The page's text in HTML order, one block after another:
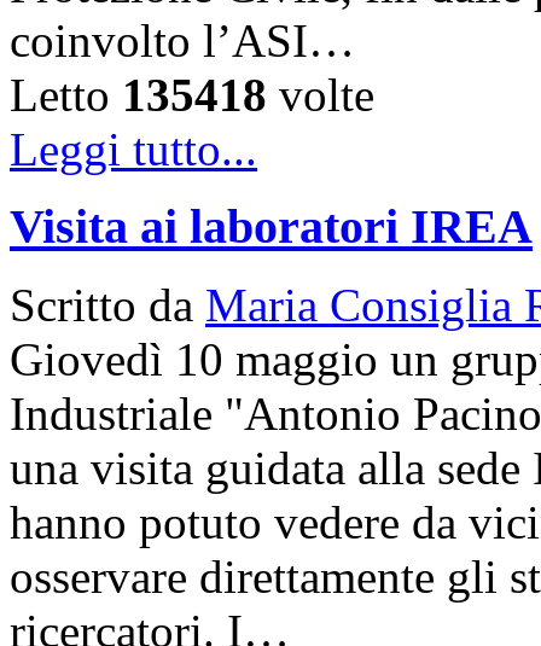
coinvolto l’ASI…
Letto 135418 volte
Leggi tutto...
Visita ai laboratori IREA
Scritto da Maria Consiglia
Giovedì 10 maggio un
Industriale "Antonio
una visita guidata alla
hanno potuto vedere da
osservare direttamente gli
ricercatori. I…